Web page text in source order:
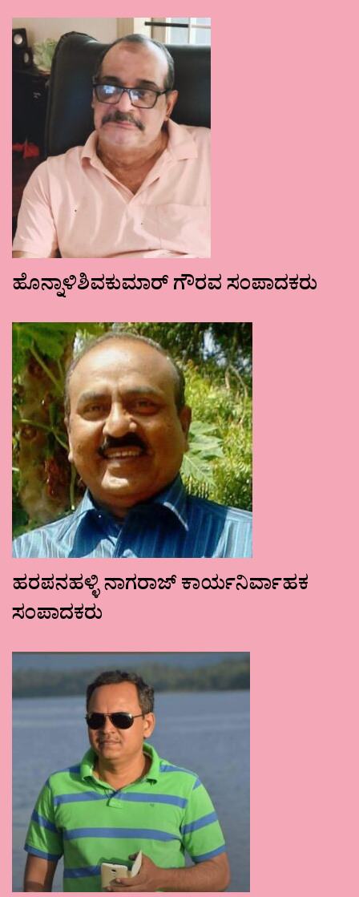
ಹೊನ್ನಾಳಿಶಿವಕುಮಾರ್ ಗೌರವ ಸಂಪಾದಕರು
ಹರಪನಹಳ್ಳಿ ನಾಗರಾಜ್ ಕಾರ್ಯನಿರ್ವಾಹಕ
ಸಂಪಾದಕರು